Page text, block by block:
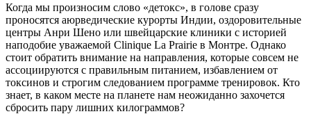
Когда мы произносим слово «детокс», в голове сразу
проносятся аюрведические курорты Индии, оздоровительные
центры Анри Шено или швейцарские клиники с историей
наподобие уважаемой Clinique La Prairie в Монтре. Однако
стоит обратить внимание на направления, которые совсем не
ассоциируются с правильным питанием, избавлением от
токсинов и строгим следованием программе тренировок. Кто
знает, в каком месте на планете нам неожиданно захочется
сбросить пару лишних килограммов?